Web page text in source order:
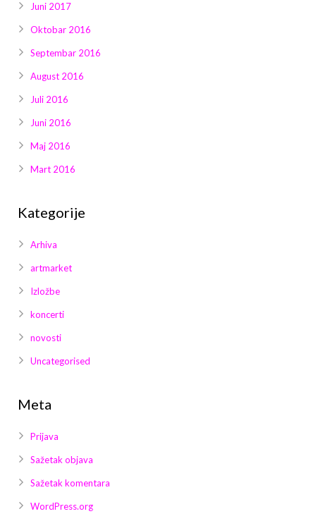
Juni 2017
Oktobar 2016
Septembar 2016
August 2016
Juli 2016
Juni 2016
Maj 2016
Mart 2016
Kategorije
Arhiva
artmarket
Izložbe
koncerti
novosti
Uncategorised
Meta
Prijava
Sažetak objava
Sažetak komentara
WordPress.org